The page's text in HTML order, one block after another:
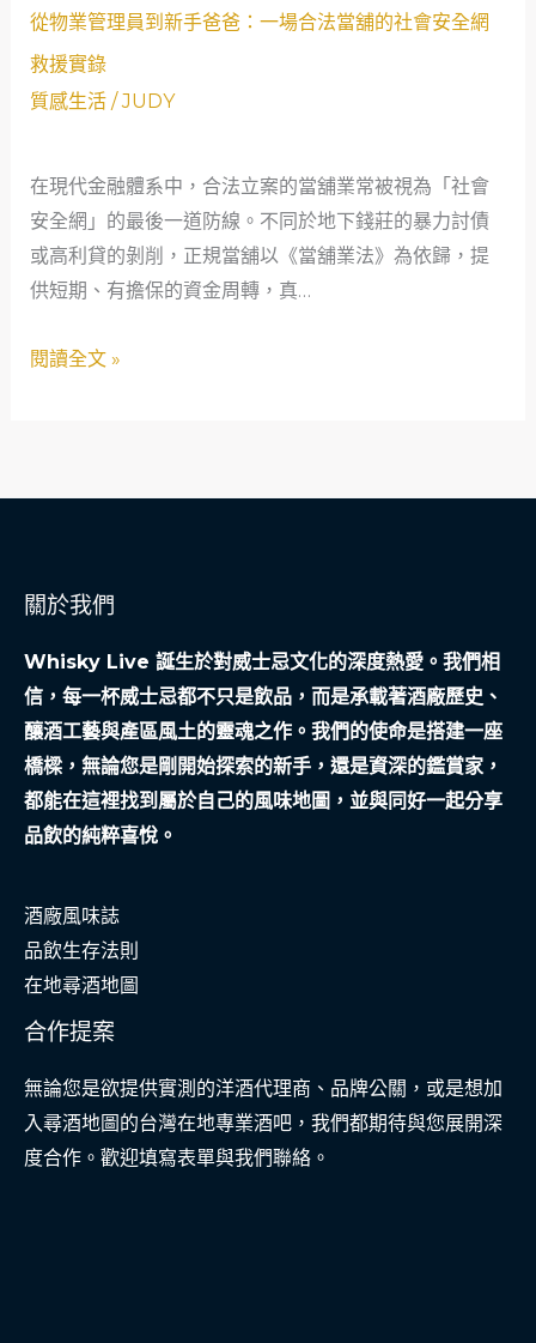
哲
學
與
安
全
網
從物業管理員到新手爸爸：一場合法當舖的社會安全網
救援實錄
質感生活/JUDY
在現代金融體系中，合法立案的當舖業常被視為「社會
安全網」的最後一道防線。不同於地下錢莊的暴力討債
或高利貸的剝削，正規當舖以《當舖業法》為依歸，提
供短期、有擔保的資金周轉，真…
從
管
員
到
新
手
爸：
法
的
會
安
全
網
救
援
錄
閱讀全文 »
關於我們
Whisky Live 誕生於對威士忌文化的深度熱愛。我們相
信，每一杯威士忌都不只是飲品，而是承載著酒廠歷史、
釀酒工藝與產區風土的靈魂之作。我們的使命是搭建一座
橋樑，無論您是剛開始探索的新手，還是資深的鑑賞家，
都能在這裡找到屬於自己的風味地圖，並與同好一起分享
品飲的純粹喜悅。
酒廠風味誌
品飲生存法則
在地尋酒地圖
合作提案
無論您是欲提供實測的洋酒代理商、品牌公關，或是想加
入尋酒地圖的台灣在地專業酒吧，我們都期待與您展開深
度合作。歡迎填寫表單與我們聯絡。